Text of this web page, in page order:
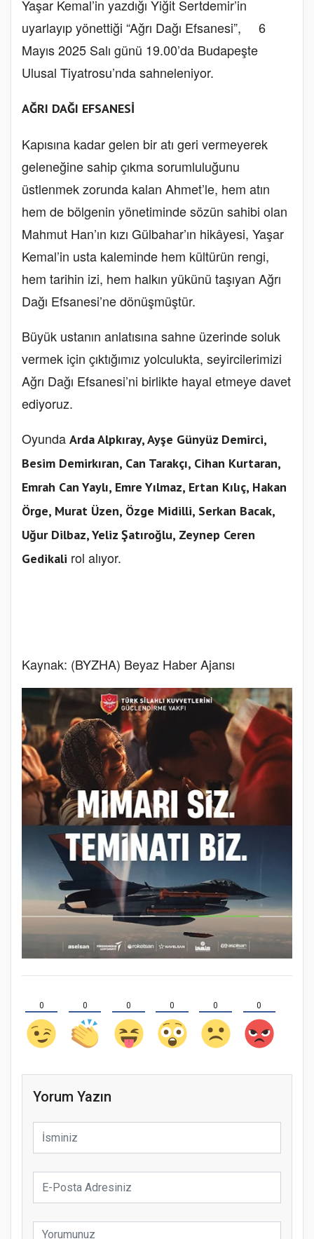
Yaşar Kemal’in yazdığı Yiğit Sertdemir’in
uyarlayıp yönettiği “Ağrı Dağı Efsanesi”, 6
Mayıs 2025 Salı günü 19.00’da Budapeşte
Ulusal Tiyatrosu’nda sahneleniyor.
AĞRI DAĞI EFSANESİ
Kapısına kadar gelen bir atı geri vermeyerek
geleneğine sahip çıkma sorumluluğunu
üstlenmek zorunda kalan Ahmet’le, hem atın
hem de bölgenin yönetiminde sözün sahibi olan
Mahmut Han’ın kızı Gülbahar’ın hikâyesi, Yaşar
Kemal’in usta kaleminde hem kültürün rengi,
hem tarihin izi, hem halkın yükünü taşıyan Ağrı
Dağı Efsanesi’ne dönüşmüştür.
Büyük ustanın anlatısına sahne üzerinde soluk
vermek için çıktığımız yolculukta, seyircilerimizi
Ağrı Dağı Efsanesi’ni birlikte hayal etmeye davet
ediyoruz.
Oyunda Arda Alpkıray, Ayşe Günyüz Demirci,
Besim Demirkıran, Can Tarakçı, Cihan Kurtaran,
Emrah Can Yaylı, Emre Yılmaz, Ertan Kılıç, Hakan
Örge, Murat Üzen, Özge Midilli, Serkan Bacak,
Uğur Dilbaz, Yeliz Şatıroğlu, Zeynep Ceren
Gedikali rol alıyor.
Kaynak: (BYZHA) Beyaz Haber Ajansı
0 0 0 0 0 0
Yorum Yazın